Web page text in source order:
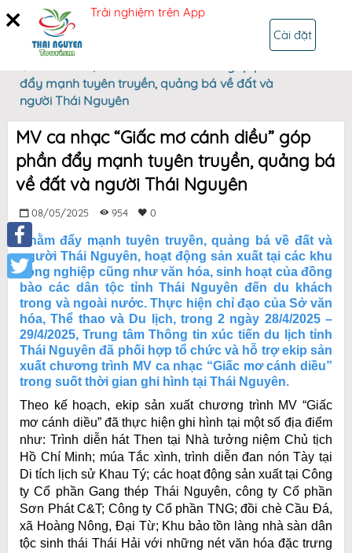
ĐĂNG NHẬP
Facebook
Twitter
Trang chủ
đẩy mạnh tuyên truyền, quảng bá về đất và
người Thái Nguyên
MV ca nhạc “Giấc mơ cánh diều” góp
phần đẩy mạnh tuyên truyền, quảng bá
về đất và người Thái Nguyên
08/05/2025 954 0
Nhằm đẩy mạnh tuyên truyền, quảng bá về đất và
người Thái Nguyên, hoạt động sản xuất tại các khu
công nghiệp cũng như văn hóa, sinh hoạt của đồng
bào các dân tộc tỉnh Thái Nguyên đến du khách
trong và ngoài nước. Thực hiện chỉ đạo của Sở văn
hóa, Thể thao và Du lịch, trong 2 ngày 28/4/2025 –
29/4/2025, Trung tâm Thông tin xúc tiến du lịch tỉnh
Thái Nguyên đã phối hợp tổ chức và hỗ trợ ekip sản
xuất chương trình MV ca nhạc “Giấc mơ cánh diều”
trong suốt thời gian ghi hình tại Thái Nguyên.
Theo kế hoạch, ekip sản xuất chương trình MV “Giấc
mơ cánh diều” đã thực hiện ghi hình tại một số địa điểm
như: Trình diễn hát Then tại Nhà tưởng niệm Chủ tịch
Hồ Chí Minh; múa Tắc xình, trình diễn đan nón Tày tại
Di tích lịch sử Khau Tý; các hoạt động sản xuất tại Công
ty Cổ phần Gang thép Thái Nguyên, công ty Cổ phần
Sơn Phát C&T; Công ty Cổ phần TNG; đồi chè Cầu Đá,
xã Hoàng Nông, Đại Từ; Khu bảo tồn làng nhà sàn dân
tộc sinh thái Thái Hải với những nét văn hóa đặc trưng
Trải nghiệm trên App
Cài đặt